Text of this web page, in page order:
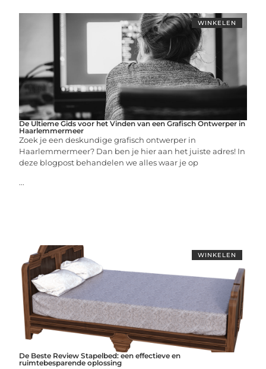
WINKELEN
De Ultieme Gids voor het Vinden van een Grafisch Ontwerper in
Haarlemmermeer
Zoek je een deskundige grafisch ontwerper in
Haarlemmermeer? Dan ben je hier aan het juiste adres! In
deze blogpost behandelen we alles waar je op
...
WINKELEN
De Beste Review Stapelbed: een effectieve en
ruimtebesparende oplossing